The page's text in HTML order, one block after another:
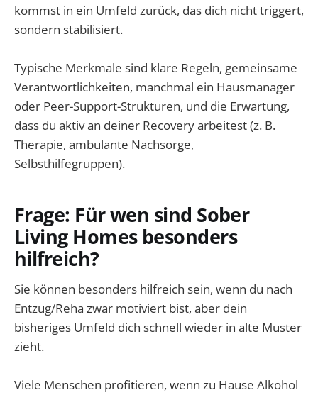
kommst in ein Umfeld zurück, das dich nicht triggert,
sondern stabilisiert.
Typische Merkmale sind klare Regeln, gemeinsame
Verantwortlichkeiten, manchmal ein Hausmanager
oder Peer-Support-Strukturen, und die Erwartung,
dass du aktiv an deiner Recovery arbeitest (z. B.
Therapie, ambulante Nachsorge,
Selbsthilfegruppen).
Frage: Für wen sind Sober
Living Homes besonders
hilfreich?
Sie können besonders hilfreich sein, wenn du nach
Entzug/Reha zwar motiviert bist, aber dein
bisheriges Umfeld dich schnell wieder in alte Muster
zieht.
Viele Menschen profitieren, wenn zu Hause Alkohol